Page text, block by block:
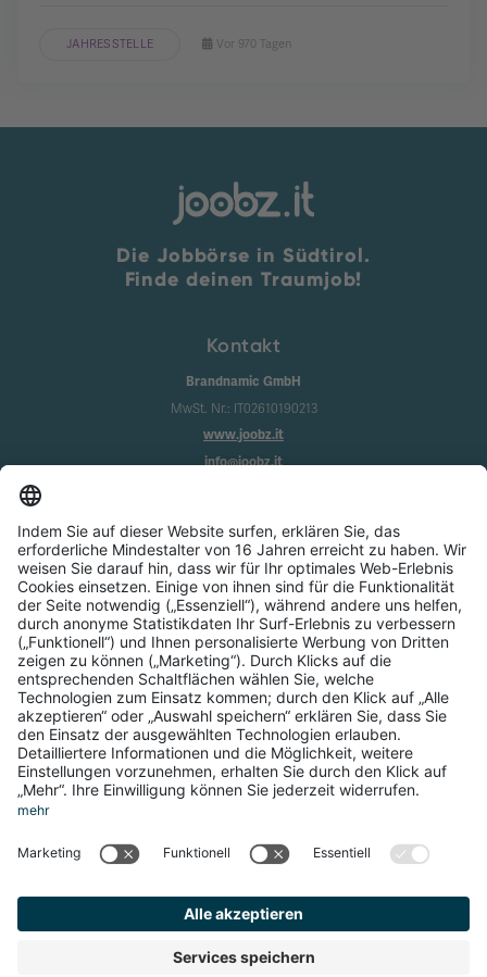
JAHRESSTELLE Vor 970 Tagen
Die Jobbörse in Südtirol.
Finde deinen Traumjob!
Kontakt
Brandnamic GmbH
MwSt. Nr.: IT02610190213
www.joobz.it
info@joobz.it
Impressum
Datenschutz
AGB
Cookie-Einstellungen
Service
Über uns
Login
Registrierung
Copyright ©2026 Brandnamic GmbH
Produced byKreatif